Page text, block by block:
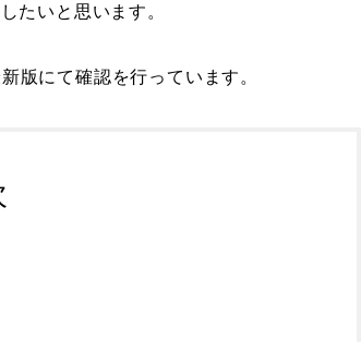
たいと思います。
版にて確認を行っています。